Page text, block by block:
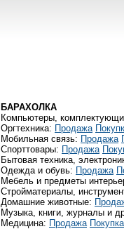
БАРАХОЛКА
Компьютеры,
Оргтехника: Продажа
Мобильная связь: Продажа
Спорттовары: Продажа
Бытовая техника,
Одежда и обувь: Продажа
Мебель и предметы
Стройматериалы,
Домашние животные:
Музыка, книги, журналы и
Медицина: Продажа Покупка